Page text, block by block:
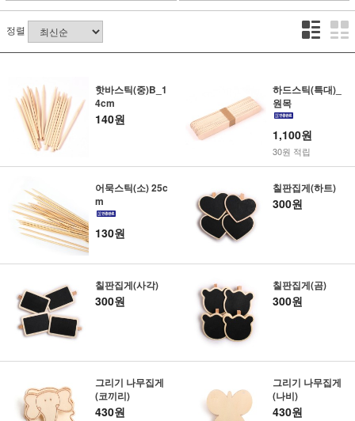
정렬
핫바스틱(중)B_1
4cm
140원
하드스틱(특대)_
원목
1,100원
30원 적립
어묵스틱(소) 25c
m
130원
칠판집게(하트)
300원
칠판집게(사각)
300원
칠판집게(곰)
300원
그리기 나무집게
(코끼리)
430원
그리기 나무집게
(나비)
430원